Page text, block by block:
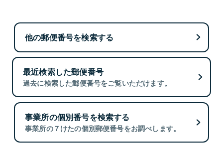
他の郵便番号を検索する
最近検索した郵便番号
過去に検索した郵便番号をご覧いただけます。
事業所の個別番号を検索する
事業所の７けたの個別郵便番号をお調べします。